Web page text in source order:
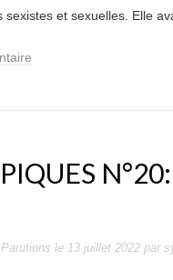
sexistes et sexuelles. Elle
Parutions le 13 juillet 2022 par